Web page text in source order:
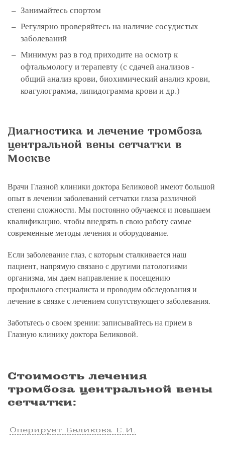
Занимайтесь спортом
Регулярно проверяйтесь на наличие сосудистых
заболеваний
Минимум раз в год приходите на осмотр к
офтальмологу и терапевту (с сдачей анализов -
общий анализ крови, биохимический анализ крови,
коагулограмма, липидограмма крови и др.)
Диагностика и лечение тромбоза
центральной вены сетчатки в
Москве
Врачи Глазной клиники доктора Беликовой имеют большой
опыт в лечении заболеваний сетчатки глаза различной
степени сложности. Мы постоянно обучаемся и повышаем
квалификацию, чтобы внедрять в свою работу самые
современные методы лечения и оборудование.
Если заболевание глаз, с которым сталкивается наш
пациент, напрямую связано с другими патологиями
организма, мы даем направление к посещению
профильного специалиста и проводим обследования и
лечение в связке с лечением сопутствующего заболевания.
Заботьтесь о своем зрении: записывайтесь на прием в
Глазную клинику доктора Беликовой.
Стоимость лечения
тромбоза центральной вены
сетчатки:
Оперирует Беликова Е.И.